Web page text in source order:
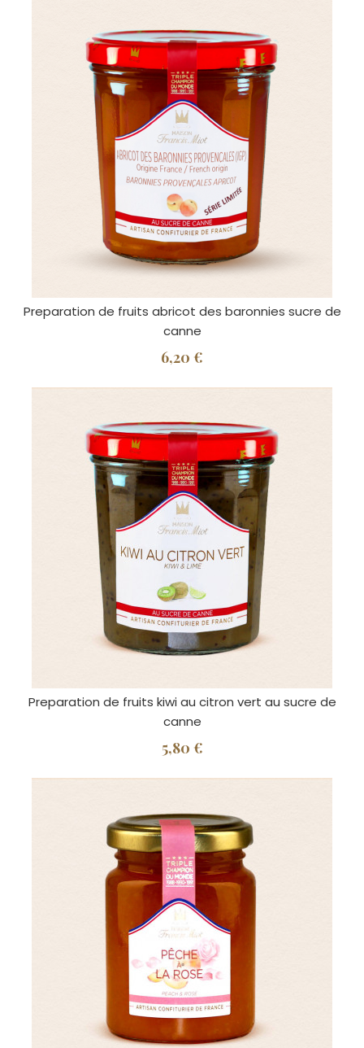
Preparation de fruits abricot des baronnies sucre de
canne
6,20 €
Preparation de fruits kiwi au citron vert au sucre de
canne
5,80 €